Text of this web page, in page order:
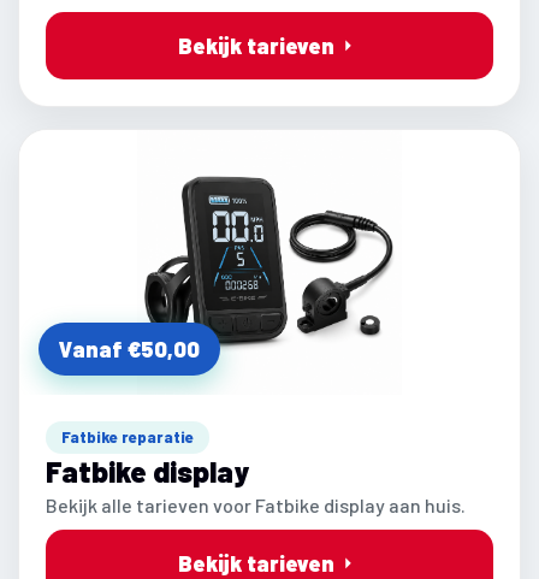
Bekijk tarieven
Vanaf €50,00
Fatbike reparatie
Fatbike display
Bekijk alle tarieven voor Fatbike display aan huis.
Bekijk tarieven